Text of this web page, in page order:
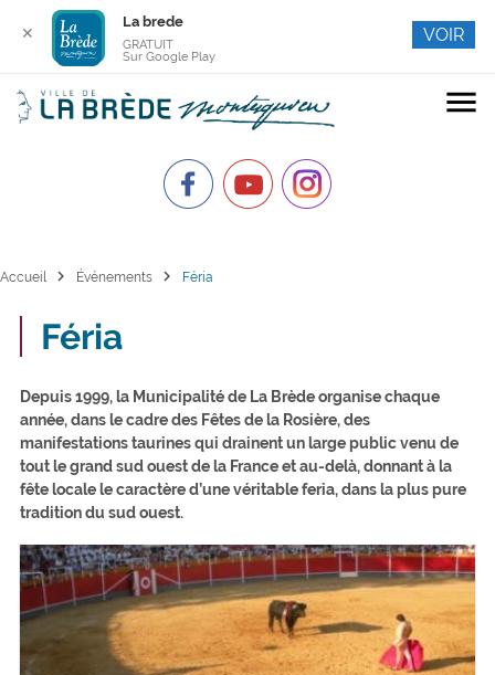
menu
Accueil chevron_right Événements chevron_right Féria
Féria
Depuis 1999, la Municipalité de La Brède organise chaque
année, dans le cadre des Fêtes de la Rosière, des
manifestations taurines qui drainent un large public venu de
tout le grand sud ouest de la France et au-delà, donnant à la
fête locale le caractère d’une véritable feria, dans la plus pure
tradition du sud ouest.
✕
La brede
GRATUIT
Sur Google Play
VOIR